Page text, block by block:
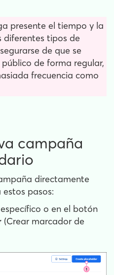
presente el tiempo y la
diferentes tipos de
de que se
de forma regular,
frecuencia como
campaña
directamente
pasos:
o en el botón
(Crear marcador de